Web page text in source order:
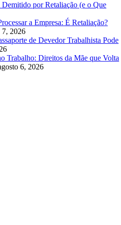
por Retaliação (e o Que
a Empresa: É Retaliação?
7, 2026
de Devedor Trabalhista Pode
Trabalho: Direitos da Mãe que Volta
6, 2026